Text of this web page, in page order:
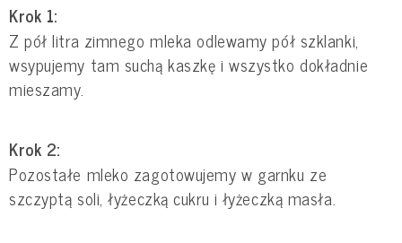
Krok 1:
Z pół litra zimnego mleka odlewamy pół szklanki,
wsypujemy tam suchą kaszkę i wszystko dokładnie
mieszamy.
Krok 2:
Pozostałe mleko zagotowujemy w garnku ze
szczyptą soli, łyżeczką cukru i łyżeczką masła.